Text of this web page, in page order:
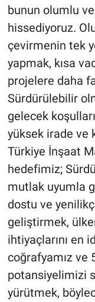
bunun olumlu
hissediyoruz.
çevirmenin tek
yapmak, kısa
projelere daha
Sürdürülebilir
gelecek
yüksek irade ve
Türkiye İnşaat
hedefimiz;
mutlak uyumla
dostu ve
geliştirmek,
ihtiyaçlarını en
coğrafyamız ve
potansiyelimizi
yürütmek,